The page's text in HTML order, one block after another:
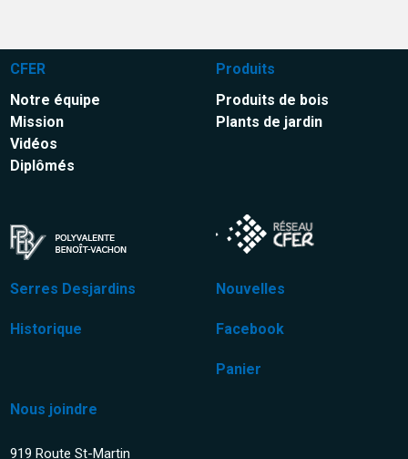
CFER
Notre équipe
Mission
Vidéos
Diplômés
Produits
Produits de bois
Plants de jardin
Serres Desjardins
Historique
Nouvelles
Facebook
Panier
Nous joindre
919 Route St-Martin